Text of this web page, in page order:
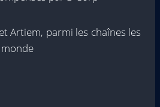
Artiem, parmi les chaînes les